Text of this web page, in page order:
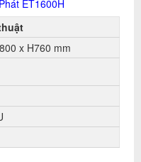
ET1600H
x H760 mm